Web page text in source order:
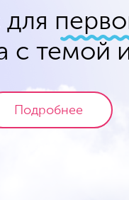
Подробнее
с темой